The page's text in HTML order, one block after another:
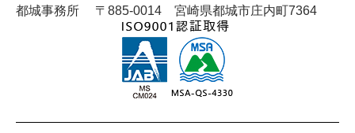
2024年10月
2024年8月
2024年7月
2024年6月
都城事務所
〒885-0014 宮崎県都城市庄内町7364